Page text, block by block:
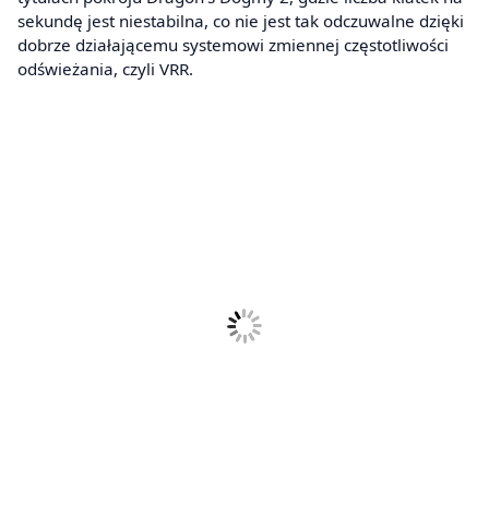
sekundę jest niestabilna, co nie jest tak odczuwalne dzięki
dobrze działającemu systemowi zmiennej częstotliwości
odświeżania, czyli VRR.